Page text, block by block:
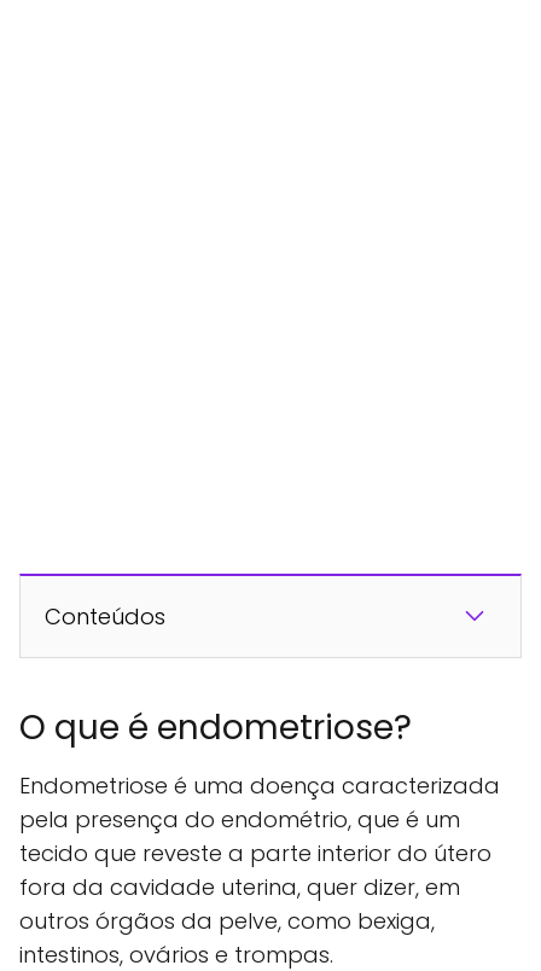
Conteúdos
O que é endometriose?
Endometriose é uma doença caracterizada
pela presença do endométrio, que é um
tecido que reveste a parte interior do útero
fora da cavidade uterina, quer dizer, em
outros órgãos da pelve, como bexiga,
intestinos, ovários e trompas.